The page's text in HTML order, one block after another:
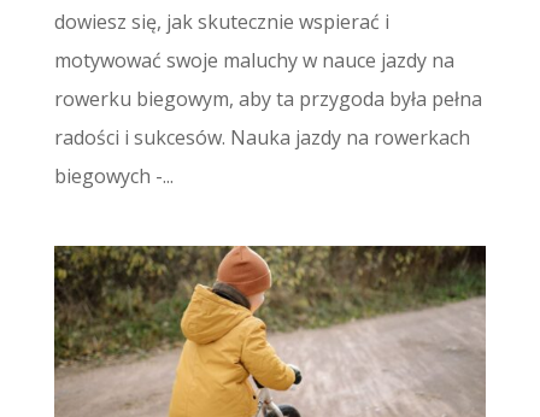
dowiesz się, jak skutecznie wspierać i
motywować swoje maluchy w nauce jazdy na
rowerku biegowym, aby ta przygoda była pełna
radości i sukcesów. Nauka jazdy na rowerkach
biegowych -...